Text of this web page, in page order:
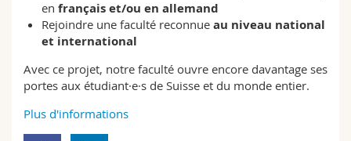
en français et/ou en allemand
Rejoindre une faculté reconnue au niveau national
et international
Avec ce projet, notre faculté ouvre encore davantage ses
portes aux étudiant·e·s de Suisse et du monde entier.
Plus d'informations